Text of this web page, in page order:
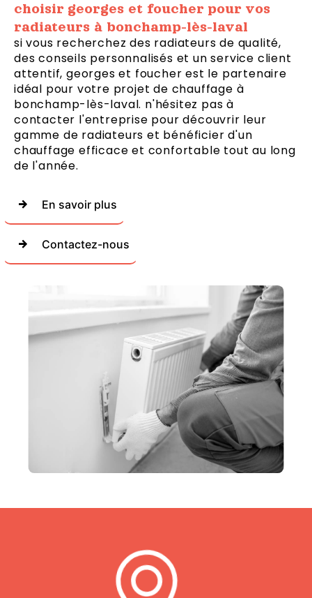
choisir georges et foucher pour vos
radiateurs à bonchamp-lès-laval
si vous recherchez des radiateurs de qualité,
des conseils personnalisés et un service client
attentif, georges et foucher est le partenaire
idéal pour votre projet de chauffage à
bonchamp-lès-laval. n'hésitez pas à
contacter l'entreprise pour découvrir leur
gamme de radiateurs et bénéficier d'un
chauffage efficace et confortable tout au long
de l'année.
En savoir plus
Contactez-nous